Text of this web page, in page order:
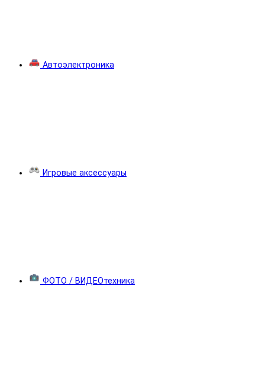
Автоэлектроника
Игровые аксессуары
ФОТО / ВИДЕОтехника